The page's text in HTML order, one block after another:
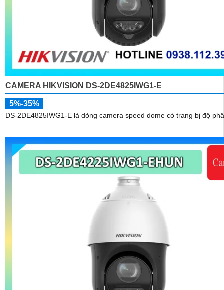
CAMERA HIKVISION DS-2DE4825IWG1-E
5%-35%
DS-2DE4825IWG1-E là dòng camera speed dome có trang bị độ